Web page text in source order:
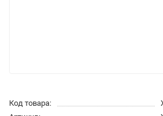
Код товара: